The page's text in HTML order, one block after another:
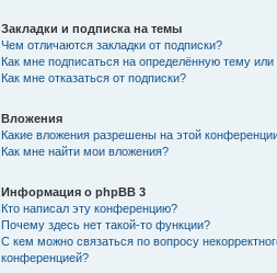
Закладки и подписка на темы
Чем отличаются закладки от подписки?
Как мне подписаться на определённую тему
Как мне отказаться от подписки?
Вложения
Какие вложения разрешены на этой
Как мне найти мои вложения?
Информация о phpBB 3
Кто написал эту конференцию?
Почему здесь нет такой-то функции?
С кем можно связаться по вопросу
конференцией?